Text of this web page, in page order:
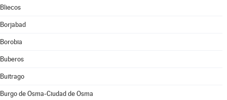
Bliecos
Borjabad
Borobia
Buberos
Buitrago
Burgo de Osma-Ciudad de Osma